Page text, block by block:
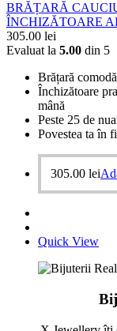
BRĂȚARĂ
ÎNCHIZĂTOARE
305.00 lei
Evaluat la 5.00 din 5
Brățară
Închizătoare
mână
Peste 25 de
Povestea ta în
305.00 lei
Quick View